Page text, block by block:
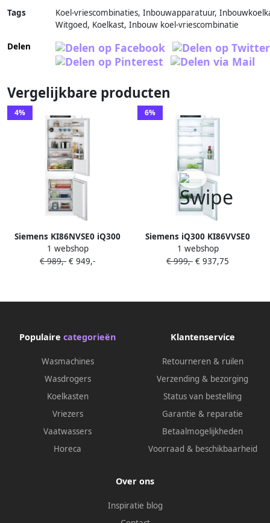
Tags
Koel-vriescombinaties, Inbouwapparatuur,
Witgoed, Koelkast, Inbouw koel-vriescombinatie
Delen
Vergelijkbare producten
4%
Siemens KI86NVSE0 iQ300
Inbouw koel-vriescombinatie
177.2 cm x 54.1 cm Sleepdeur
extra ruime vershoudlade
1 webshop
€ 989,- € 949,-
6%
Siemens iQ300 KI86VVSE0
Inbouw koelkasten Inbouw
koel-vriescombinatie 177.2
hoeveelheden etenswaren
1 webshop
€ 999,- € 937,75
Populaire categorieën
Wasmachines
Wasdrogers
Koelkasten
Vriezers
Vaatwassers
Horeca
Klantenservice
Retourneren & ruilen
Verzending & bezorging
Status van bestelling
Garantie & reparatie
Betaalmogelijkheden
Voorraad & beschikbaarheid
Over ons
Inspiratie blog